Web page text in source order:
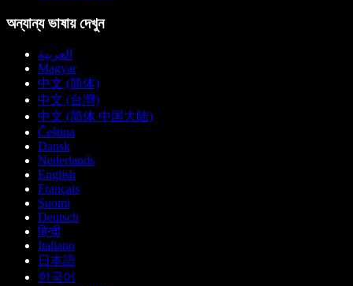
অন্যান্য ভাষায় দেখুন
العربية
Magyar
中文 (简体)
中文 (台灣)
中文 (简体 中国大陆)
Čeština
Dansk
Nederlands
English
Français
Suomi
Deutsch
हिन्दी
Italiano
日本語
한국어